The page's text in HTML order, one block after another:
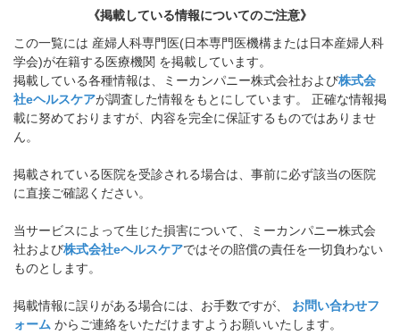
《掲載している情報についてのご注意》
この一覧には 産婦人科専門医(日本専門医機構または日本産婦人科
学会)が在籍する医療機関 を掲載しています。
掲載している各種情報は、ミーカンパニー株式会社および株式会
社eヘルスケアが調査した情報をもとにしています。 正確な情報掲
載に努めておりますが、内容を完全に保証するものではありませ
ん。
掲載されている医院を受診される場合は、事前に必ず該当の医院
に直接ご確認ください。
当サービスによって生じた損害について、ミーカンパニー株式会
社および株式会社eヘルスケアではその賠償の責任を一切負わない
ものとします。
掲載情報に誤りがある場合には、お手数ですが、 お問い合わせフ
ォーム からご連絡をいただけますようお願いいたします。